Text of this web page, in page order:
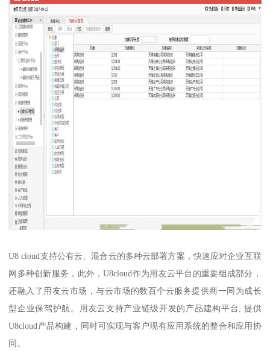
U8 cloud支持公有云、混合云的多种云部署方案，快速应对企业互联
网多种创新服务，此外，U8cloud作为用友云平台的重要组成部分，
还融入了用友云市场，与云市场的数百个云服务提供商一同为成长
型企业保驾护航。用友云支持产业链级开发的产品建构平台, 提供
U8cloud产品构建，同时可实现与客户现有应用系统的整合和应用协
同。